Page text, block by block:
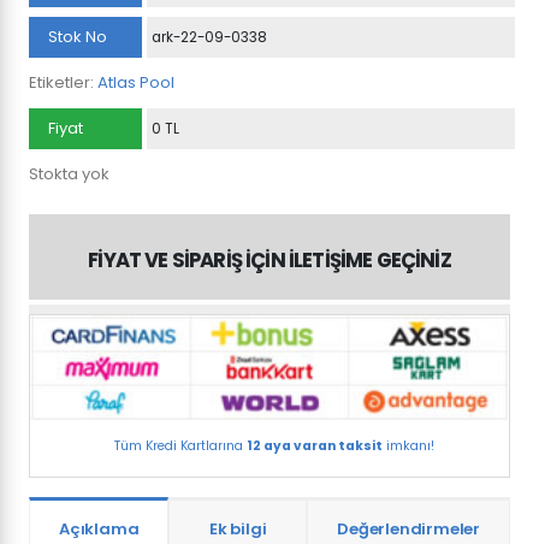
Stok No ark-22-09-0338
Etiketler: Atlas Pool
Fiyat
0 TL
Stokta yok
FİYAT VE SİPARİŞ İÇİN İLETİŞİME GEÇİNİZ
Tüm Kredi Kartlarına 12 aya varan taksit imkanı!
Açıklama Ek bilgi
Değerlendirmeler